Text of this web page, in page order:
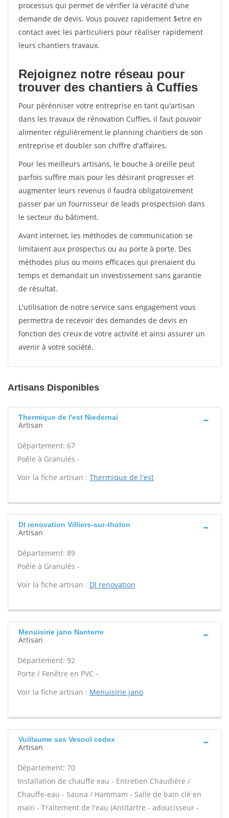
processus qui permet de vérifier la véracité d'une
demande de devis. Vous pouvez rapidement $etre en
contact avec les particuliers pour réaliser rapidement
leurs chantiers travaux.
Rejoignez notre réseau pour
trouver des chantiers à Cuffies
Pour pérénniser votre entreprise en tant qu'artisan
dans les travaux de rénovation Cuffies, il faut pouvoir
alimenter régulièrement le planning chantiers de son
entreprise et doubler son chiffre d'affaires.
Pour les meilleurs artisans, le bouche à oreille peut
parfois suffire mais pour les désirant progresser et
augmenter leurs revenus il faudra obligatoirement
passer par un fournisseur de leads prospectsion dans
le secteur du bâtiment.
Avant internet, les méthodes de communication se
limitaient aux prospectus ou au porte à porte. Des
méthodes plus ou moins efficaces qui prenaient du
temps et demandait un investissement sans garantie
de résultat.
L'utilisation de notre service sans engagement vous
permettra de recevoir des demandes de devis en
fonction des creux de votre activité et ainsi assurer un
avenir à votre société.
Artisans Disponibles
Thermique de l'est Niedernai
Artisan
Département: 67
Poêle à Granulés -
Voir la fiche artisan : Thermique de l'est
Dl renovation Villiers-sur-tholon
Artisan
Département: 89
Poêle à Granulés -
Voir la fiche artisan : Dl renovation
Menuisirie jano Nanterre
Artisan
Département: 92
Porte / Fenêtre en PVC -
Voir la fiche artisan : Menuisirie jano
Vuillaume sas Vesoul cedex
Artisan
Département: 70
Installation de chauffe eau - Entretien Chaudière /
Chauffe-eau - Sauna / Hammam - Salle de bain clé en
main - Traitement de l'eau (Antitartre - adoucisseur -